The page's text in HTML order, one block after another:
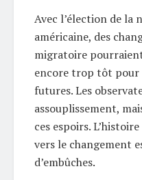
Avec l’élection de
américaine, des
migratoire
encore trop tôt pour
futures. Les
assouplissement,
ces espoirs.
vers le changement
d’embûches.